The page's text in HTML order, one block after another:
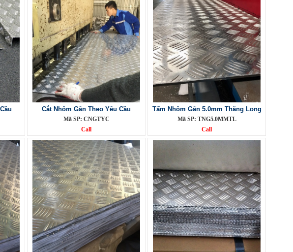
Cắt Nhôm Gân Theo Yêu Cầu
Mã SP: CNGTYC
Call
Tấm Nhôm Gân 5.0mm Thăng Long
Mã SP: TNG5.0MMTL
Call